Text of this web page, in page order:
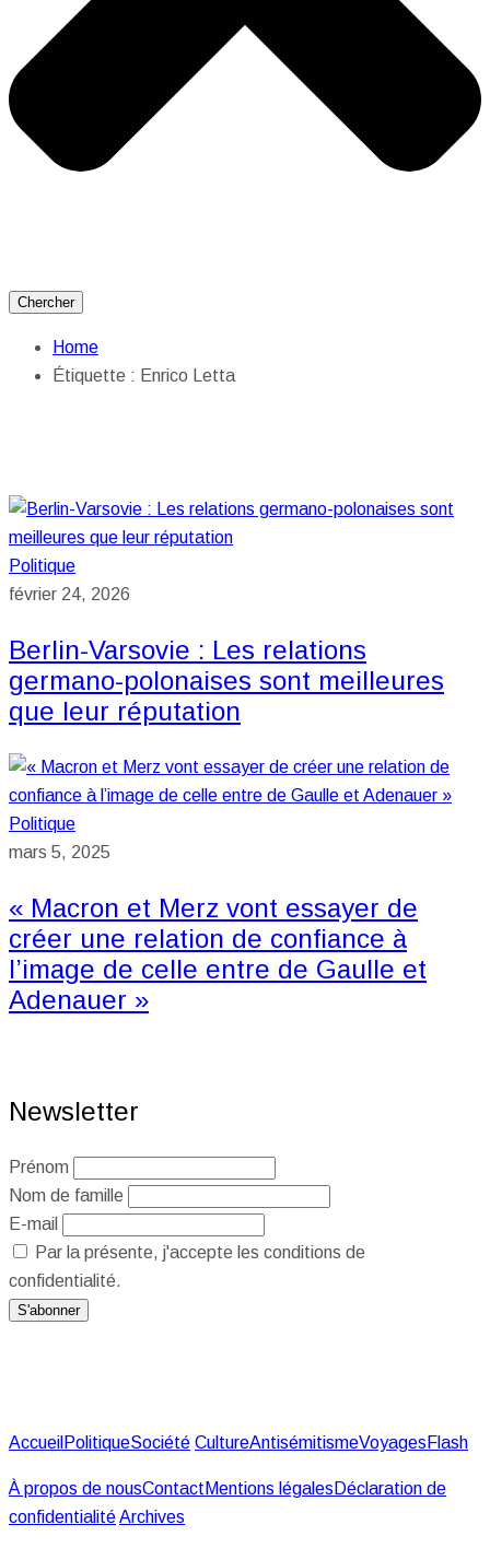
Chercher
Home
Étiquette : Enrico Letta
Politique
février 24, 2026
Berlin-Varsovie : Les relations
germano-polonaises sont meilleures
que leur réputation
Politique
mars 5, 2025
« Macron et Merz vont essayer de
créer une relation de confiance à
l’image de celle entre de Gaulle et
Adenauer »
Newsletter
Prénom
Nom de famille
E-mail
Par la présente, j'accepte les conditions de
confidentialité.
Accueil PolitiqueSociété CultureAntisémitismeVoyages Flash
À propos de nousContact Mentions légales Déclaration de
confidentialitéArchives